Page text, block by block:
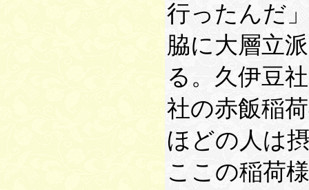
行ったんだ
脇に大層立
る。久伊豆
社の赤飯稲
ほどの人は
ここの稲荷